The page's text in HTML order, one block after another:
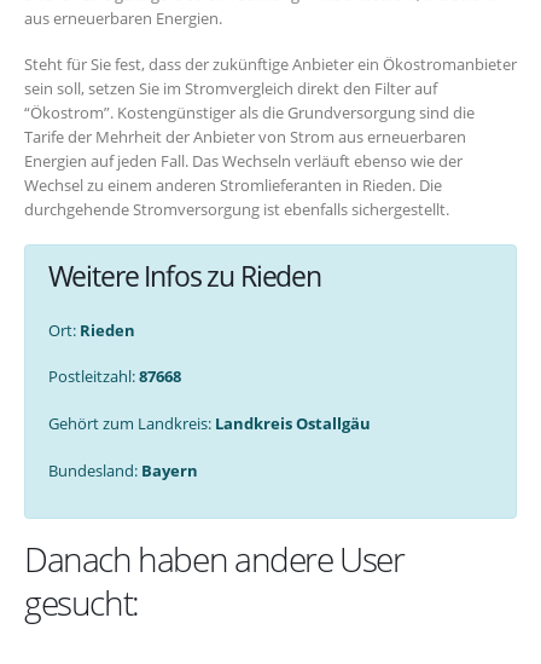
aus erneuerbaren Energien.
Steht für Sie fest, dass der zukünftige Anbieter ein Ökostromanbieter
sein soll, setzen Sie im Stromvergleich direkt den Filter auf
“Ökostrom”. Kostengünstiger als die Grundversorgung sind die
Tarife der Mehrheit der Anbieter von Strom aus erneuerbaren
Energien auf jeden Fall. Das Wechseln verläuft ebenso wie der
Wechsel zu einem anderen Stromlieferanten in Rieden. Die
durchgehende Stromversorgung ist ebenfalls sichergestellt.
Weitere Infos zu Rieden
Ort: Rieden
Postleitzahl:87668
Gehört zum Landkreis: Landkreis Ostallgäu
Bundesland: Bayern
Danach haben andere User
gesucht: